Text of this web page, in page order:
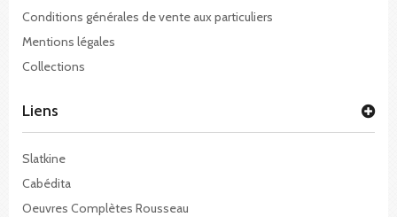
Conditions générales de vente aux particuliers
Mentions légales
Collections
Liens
Slatkine
Cabédita
Oeuvres Complètes Rousseau